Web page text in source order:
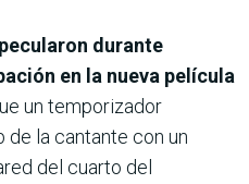
durante
en la nueva película
un temporizador
de la cantante con un
del cuarto del